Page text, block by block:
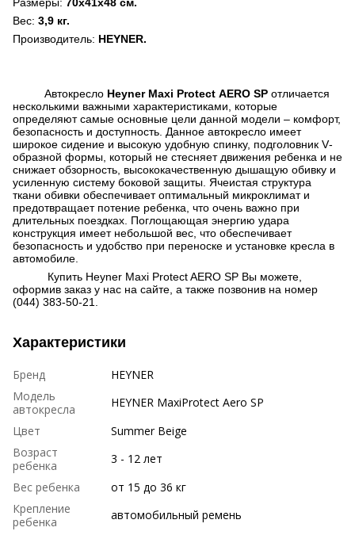
Вес: 3,9 кг.
Производитель: HEYNER.
Автокресло Heyner Maxi Protect AERO SP отличается
несколькими важными характеристиками, которые
определяют самые основные цели данной модели – комфорт,
безопасность и доступность. Данное автокресло имеет
широкое сидение и высокую удобную спинку, подголовник V-
образной формы, который не стесняет движения ребенка и не
снижает обзорность, высококачественную дышащую обивку и
усиленную систему боковой защиты. Ячеистая структура
ткани обивки обеспечивает оптимальный микроклимат и
предотвращает потение ребенка, что очень важно при
длительных поездках. Поглощающая энергию удара
конструкция имеет небольшой вес, что обеспечивает
безопасность и удобство при переноске и установке кресла в
автомобиле.
Купить Heyner Maxi Protect AERO SP Вы можете,
оформив заказ у нас на сайте, а также позвонив на номер
(044) 383-50-21.
Характеристики
Бренд
HEYNER
Модель
автокресла
HEYNER MaxiProtect Aero SP
Цвет
Summer Beige
Возраст
ребенка
3 - 12 лет
Вес ребенка
от 15 до 36 кг
Крепление
ребенка
автомобильный ремень